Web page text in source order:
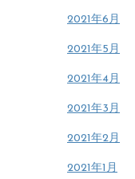
2021年6月
2021年5月
2021年4月
2021年3月
2021年2月
2021年1月